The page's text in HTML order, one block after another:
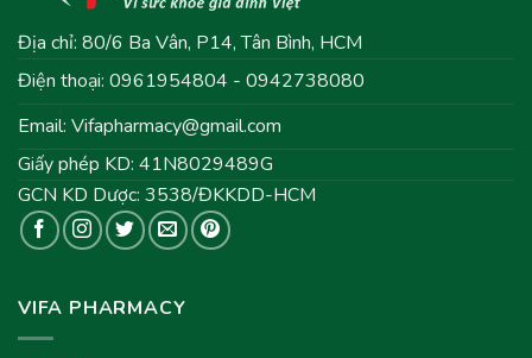
Địa chỉ: 80/6 Ba Vân, P14, Tân Bình, HCM
Điện thoại: 0961954804 - 0942738080
Email: Vifapharmacy@gmail.com
Giấy phép KD: 41N8029489G
GCN KD Dược: 3538/ĐKKDD-HCM
VIFA PHARMACY